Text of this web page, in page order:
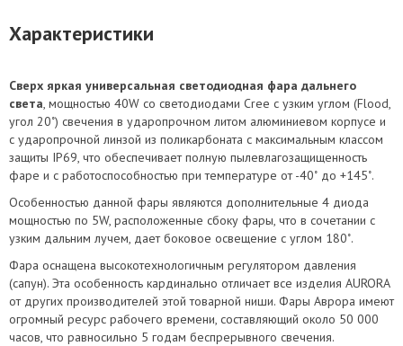
Характеристики
Сверх яркая универсальная светодиодная фара дальнего
света, мощностью 40W со светодиодами Cree с узким углом (Flood,
угол 20˚) свечения в ударопрочном литом алюминиевом корпусе и
с ударопрочной линзой из поликарбоната с максимальным классом
защиты IP69, что обеспечивает полную пылевлагозащищенность
фаре и с работоспособностью при температуре от -40˚ до +145˚.
Особенностью данной фары являются дополнительные 4 диода
мощностью по 5W, расположенные сбоку фары, что в сочетании с
узким дальним лучем, дает боковое освещение с углом 180˚.
Фара оснащена высокотехнологичным регулятором давления
(сапун). Эта особенность кардинально отличает все изделия AURORA
от других производителей этой товарной ниши. Фары Аврора имеют
огромный ресурс рабочего времени, составляющий около 50 000
часов, что равносильно 5 годам беспрерывного свечения.